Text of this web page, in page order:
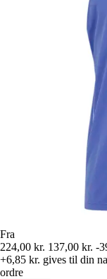
Fra
224,00 kr. 137,00 kr. -
+6,85 kr. gives til din
ordre